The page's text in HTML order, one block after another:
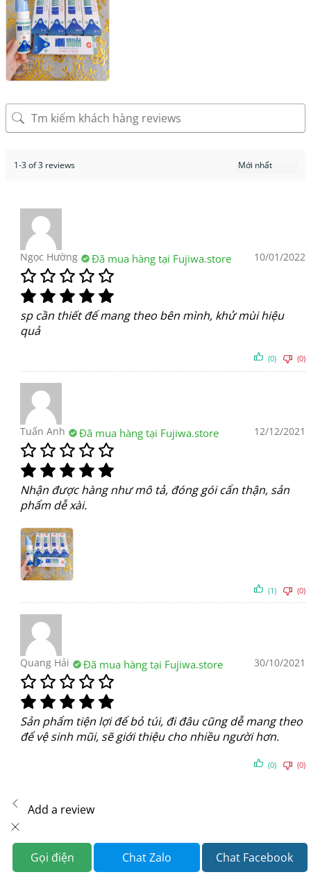
1-3 of 3 reviews
Ngọc Hường Đã mua hàng tại Fujiwa.store 10/01/2022
sp cần thiết để mang theo bên mình, khử mùi hiệu
quả
(0) (0)
Tuấn Anh Đã mua hàng tại Fujiwa.store 12/12/2021
Nhận được hàng như mô tả, đóng gói cẩn thận, sản
phẩm dễ xài.
(1) (0)
Quang Hải Đã mua hàng tại Fujiwa.store 30/10/2021
Sản phẩm tiện lợi để bỏ túi, đi đâu cũng dễ mang theo
để vệ sinh mũi, sẽ giới thiệu cho nhiều người hơn.
(0) (0)
Add a review
You must be logged in to post a reviewLog In
Gọi điện Chat Zalo Chat Facebook